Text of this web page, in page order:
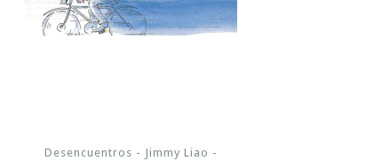
Desencuentros - Jimmy Liao -